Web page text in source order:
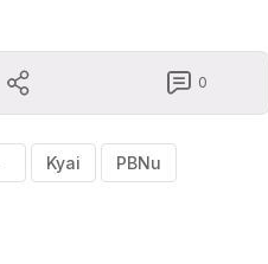
0
Kyai PBNu